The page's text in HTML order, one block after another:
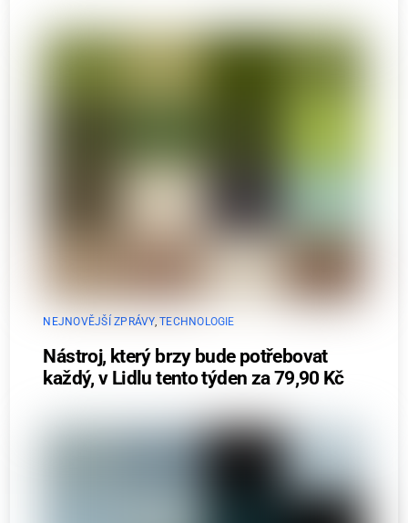
NEJNOVĚJŠÍ ZPRÁVY,TECHNOLOGIE
Nástroj, který brzy bude potřebovat
každý, v Lidlu tento týden za 79,90 Kč